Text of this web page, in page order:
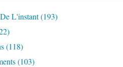
L'instant(193)
(118)
(103)